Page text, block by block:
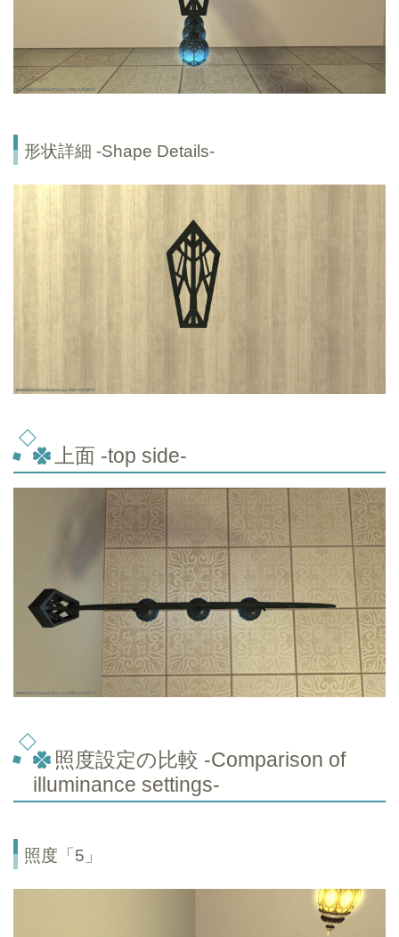
形状詳細 -Shape Details-
上面 -top side-
照度設定の比較 -Comparison of
illuminance settings-
照度「5」